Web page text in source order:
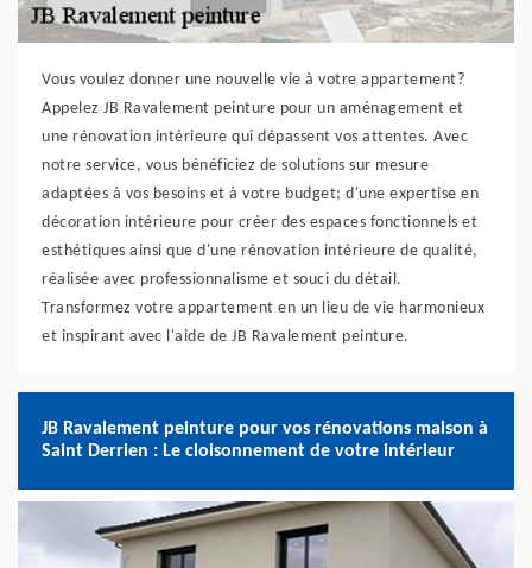
Vous voulez donner une nouvelle vie à votre appartement?
Appelez JB Ravalement peinture pour un aménagement et
une rénovation intérieure qui dépassent vos attentes. Avec
notre service, vous bénéficiez de solutions sur mesure
adaptées à vos besoins et à votre budget; d'une expertise en
décoration intérieure pour créer des espaces fonctionnels et
esthétiques ainsi que d'une rénovation intérieure de qualité,
réalisée avec professionnalisme et souci du détail.
Transformez votre appartement en un lieu de vie harmonieux
et inspirant avec l'aide de JB Ravalement peinture.
JB Ravalement peinture pour vos rénovations maison à
Saint Derrien : Le cloisonnement de votre intérieur